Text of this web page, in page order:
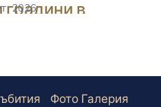
градини в
2026
Фото Галерия